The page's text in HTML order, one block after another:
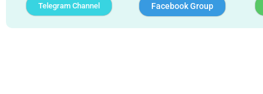
Telegram Channel Facebook Group